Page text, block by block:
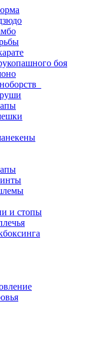
боя
и стопы